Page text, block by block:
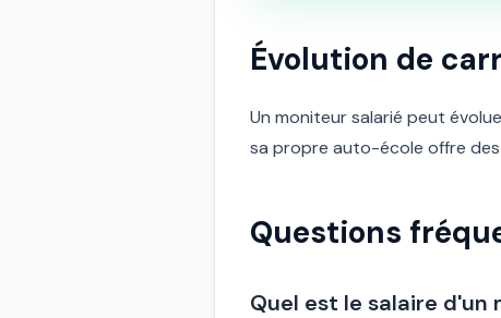
Évolution de
Un moniteur salarié peut
sa propre auto-école offre
Questions
Quel est le salaire